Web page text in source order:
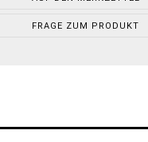
FRAGE ZUM PRODUKT